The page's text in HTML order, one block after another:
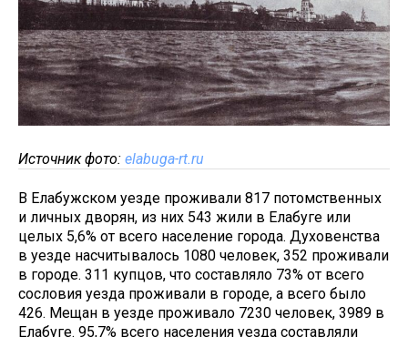
Источник фото: elabuga-rt.ru
В Елабужском уезде проживали 817 потомственных
и личных дворян, из них 543 жили в Елабуге или
целых 5,6% от всего население города. Духовенства
в уезде насчитывалось 1080 человек, 352 проживали
в городе. 311 купцов, что составляло 73% от всего
сословия уезда проживали в городе, а всего было
426. Мещан в уезде проживало 7230 человек, 3989 в
Елабуге. 95,7% всего населения уезда составляли